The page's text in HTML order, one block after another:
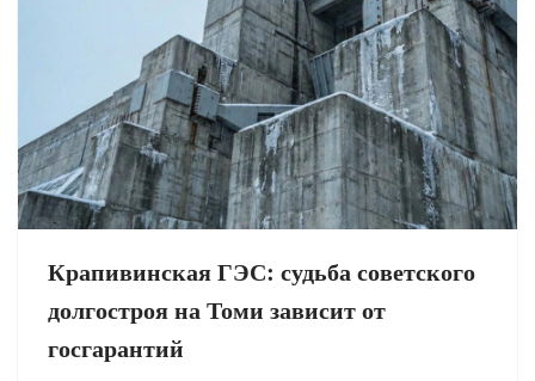
Крапивинская ГЭС: судьба советского
долгостроя на Томи зависит от
госгарантий